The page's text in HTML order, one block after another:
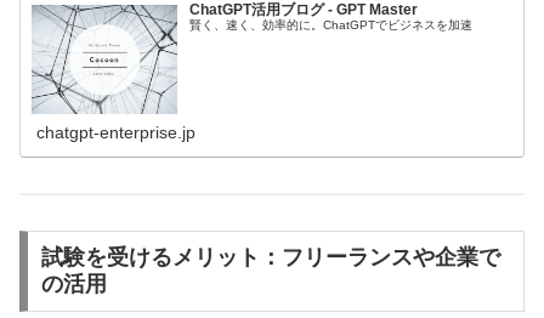
ChatGPT活用ブログ - GPT Master
賢く、速く、効率的に。ChatGPTでビジネスを加速
chatgpt-enterprise.jp
試験を受けるメリット：フリーランスや企業で
の活用